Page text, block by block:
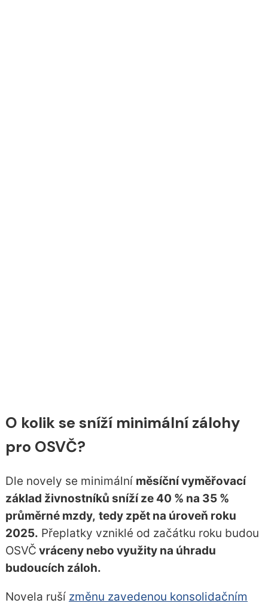
O kolik se sníží minimální zálohy
pro OSVČ?
Dle novely se minimální měsíční vyměřovací
základ živnostníků sníží ze 40 % na 35 %
průměrné mzdy, tedy zpět na úroveň roku
2025. Přeplatky vzniklé od začátku roku budou
OSVČ vráceny nebo využity na úhradu
budoucích záloh.
Novela ruší změnu zavedenou konsolidačním